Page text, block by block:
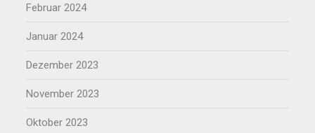
Februar 2024
Januar 2024
Dezember 2023
November 2023
Oktober 2023